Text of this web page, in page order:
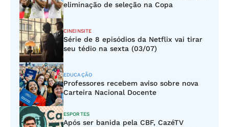
eliminação de seleção na Copa
CINEINSITE
Série de 8 episódios da Netflix vai tirar
seu tédio na sexta (03/07)
EDUCAÇÃO
Professores recebem aviso sobre nova
Carteira Nacional Docente
ESPORTES
Após ser banida pela CBF, CazéTV